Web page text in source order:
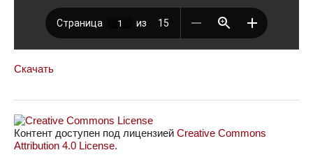
Скачать
Контент доступен под лицензией Creative Commons
Attribution 4.0 License.